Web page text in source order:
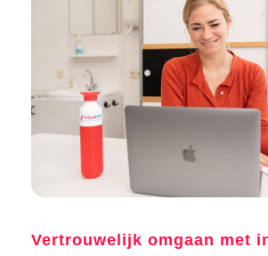
Vertrouwelijk omgaan met